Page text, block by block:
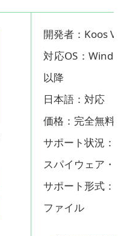
開発者：Koos
対応OS：
以降
日本語：対応
価格：完全無料
サポート状況：
スパイウェア・
サポート形式：
ファイル